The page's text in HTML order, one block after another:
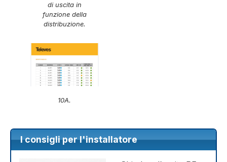
di uscita in
funzione della
distribuzione.
10A.
I consigli per l'installatore